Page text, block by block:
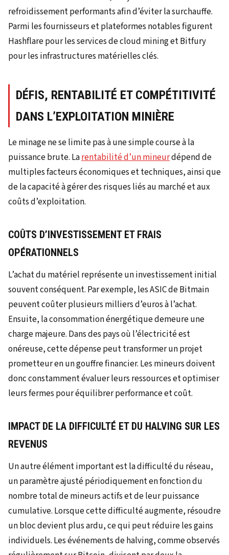
refroidissement performants afin d’éviter la surchauffe.
Parmi les fournisseurs et plateformes notables figurent
Hashflare pour les services de cloud mining et Bitfury
pour les infrastructures matérielles clés.
DÉFIS, RENTABILITÉ ET COMPÉTITIVITÉ
DANS L’EXPLOITATION MINIÈRE
Le minage ne se limite pas à une simple course à la
puissance brute. Larentabilité d’un mineurdépend de
multiples facteurs économiques et techniques, ainsi que
de la capacité à gérer des risques liés au marché et aux
coûts d’exploitation.
COÛTS D’INVESTISSEMENT ET FRAIS
OPÉRATIONNELS
L’achat du matériel représente un investissement initial
souvent conséquent. Par exemple, les ASIC de Bitmain
peuvent coûter plusieurs milliers d’euros à l’achat.
Ensuite, la consommation énergétique demeure une
charge majeure. Dans des pays où l’électricité est
onéreuse, cette dépense peut transformer un projet
prometteur en un gouffre financier. Les mineurs doivent
donc constamment évaluer leurs ressources et optimiser
leurs fermes pour équilibrer performance et coût.
IMPACT DE LA DIFFICULTÉ ET DU HALVING SUR LES
REVENUS
Un autre élément important est la difficulté du réseau,
un paramètre ajusté périodiquement en fonction du
nombre total de mineurs actifs et de leur puissance
cumulative. Lorsque cette difficulté augmente, résoudre
un bloc devient plus ardu, ce qui peut réduire les gains
individuels. Les événements de halving, comme observés